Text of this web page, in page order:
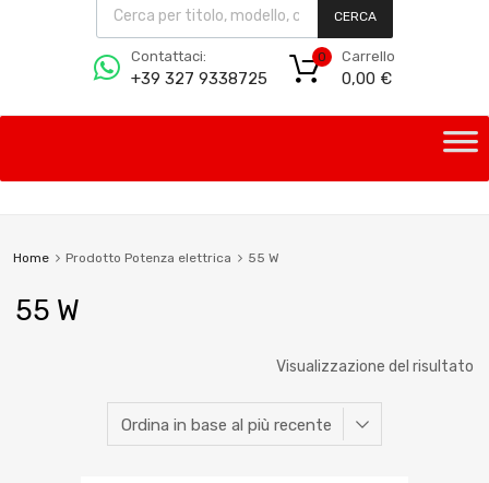
CERCA
Contattaci:
+39 327 9338725
Carrello
0,00 €
0
Home Prodotto Potenza elettrica 55 W
55 W
Visualizzazione del risultato